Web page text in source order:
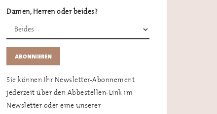
Damen, Herren oder beides?
Sie können Ihr Newsletter-Abonnement
jederzeit über den Abbestellen-Link im
Newsletter oder eine unserer